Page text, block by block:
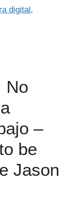
digital,
No
–
be
Jason